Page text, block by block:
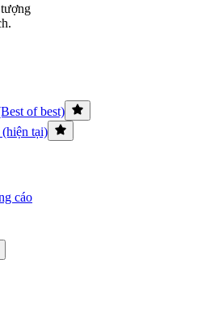
of best)
tại)
cáo